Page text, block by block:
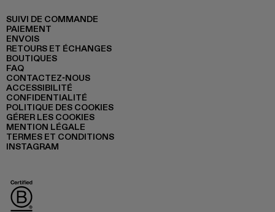
SUIVI DE COMMANDE
PAIEMENT
ENVOIS
RETOURS ET ÉCHANGES
BOUTIQUES
FAQ
CONTACTEZ-NOUS
ACCESSIBILITÉ
CONFIDENTIALITÉ
POLITIQUE DES COOKIES
GÉRER LES COOKIES
MENTION LÉGALE
TERMES ET CONDITIONS
INSTAGRAM